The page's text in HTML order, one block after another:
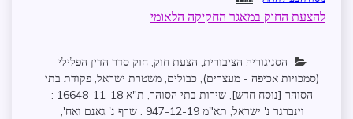
להצעת החוק במאגר החקיקה הלאומי
הסניגוריה הציבורית, הצעת חוק,חוק סדר הדין הפלילי
(סמכויות אכיפה - מעצרים), כבולים, משטרת ישראל, פקודת בתי
הסוהר [נוסח חדש], שירות בתי הסוהר,
ת"א 16648-11-18 :
וינברגר נ' ישראל, תא"מ 947-12-19 : שרף נ' גאנם ואח'
,